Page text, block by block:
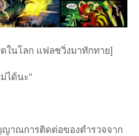
ในโลก แฟลชวิ่งมาทักทาย]
ได้นะ"
าณการติดต่อของตำรวจจาก